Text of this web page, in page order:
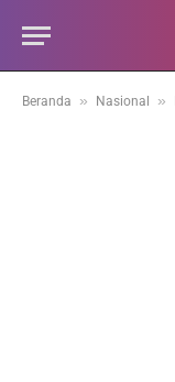
Beranda » Nasional »